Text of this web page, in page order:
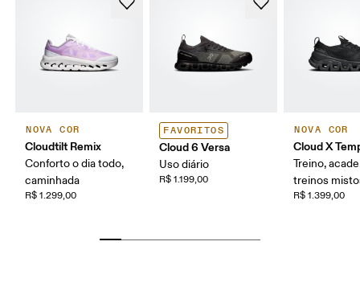
NOVA COR
Cloudtilt Remix
Conforto o dia todo,
caminhada
R$ 1.299,00
FAVORITOS
Cloud 6 Versa
Uso diário
R$ 1.199,00
NOVA COR
Cloud X
Treino,
treinos
R$ 1.399,00